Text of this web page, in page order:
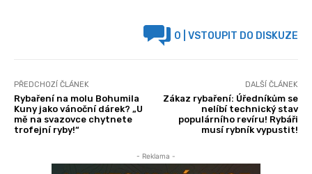
0 | VSTOUPIT DO DISKUZE
PŘEDCHOZÍ ČLÁNEK
Rybaření na molu Bohumila
Kuny jako vánoční dárek? „U
mě na svazovce chytnete
trofejní ryby!“
DALŠÍ ČLÁNEK
Zákaz rybaření: Úředníkům se
nelíbí technický stav
populárního revíru! Rybáři
musí rybník vypustit!
- Reklama -